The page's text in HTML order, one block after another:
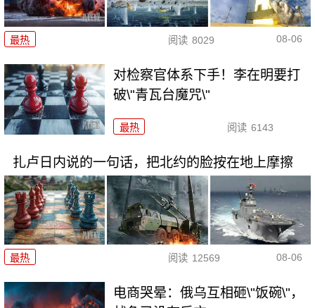
最热 阅读 8029 08-06
对检察官体系下手！李在明要打
破\"青瓦台魔咒\"
最热 阅读 6143
扎卢日内说的一句话，把北约的脸按在地上摩擦
最热 阅读 12569 08-06
电商哭晕：俄乌互相砸\"饭碗\"，